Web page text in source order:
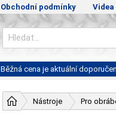
Obchodní podmínky
Běžná cena je aktuální
Nástroje Pro